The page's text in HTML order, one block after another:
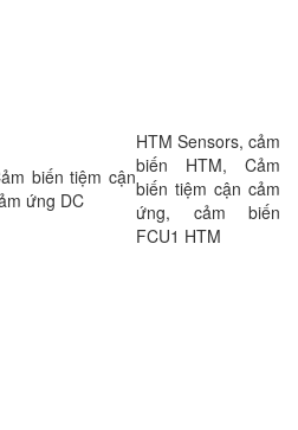
biến tiệm cận
ứng DC
HTM Sensors, cảm
biến HTM, Cảm
biến tiệm cận cảm
ứng, cảm biến
FCU1 HTM